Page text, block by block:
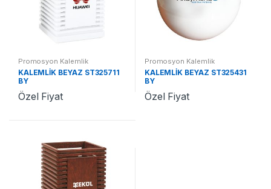
Promosyon Kalemlik
KALEMLİK BEYAZ ST325711
BY
Özel Fiyat
Promosyon Kalemlik
KALEMLİK BEYAZ ST325431
BY
Özel Fiyat